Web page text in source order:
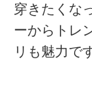
穿きたくな
ーからトレ
リも魅力で